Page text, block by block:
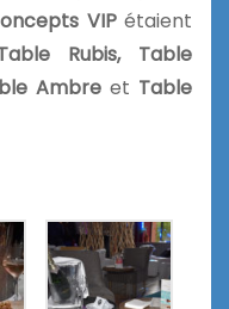
VIPétaient
Rubis, Table
Ambre et Table